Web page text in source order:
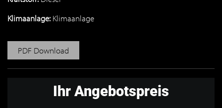
Klimaanlage: Klimaanlage
PDF Download
Ihr Angebotspreis